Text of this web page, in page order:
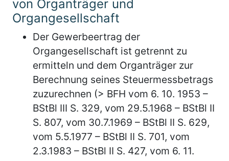
von Organträger und
Organgesellschaft
Der Gewerbeertrag der
Organgesellschaft ist getrennt zu
ermitteln und dem Organträger zur
Berechnung seines Steuermessbetrags
zuzurechnen (> BFH vom 6. 10. 1953 –
BStBl III S. 329, vom 29.5.1968 – BStBl II
S. 807, vom 30.7.1969 – BStBl II S. 629,
vom 5.5.1977 – BStBl II S. 701, vom
2.3.1983 – BStBl II S. 427, vom 6. 11.